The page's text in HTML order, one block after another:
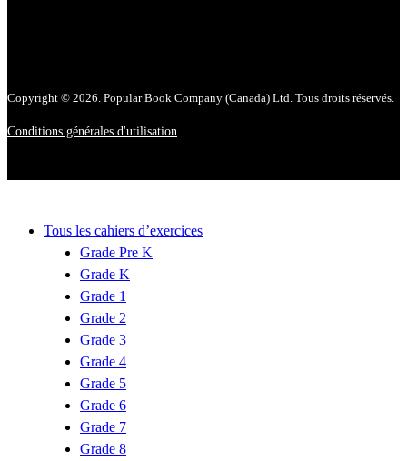
Copyright © 2026. Popular Book Company (Canada) Ltd. Tous droits réservés.
Conditions générales d'utilisation
Tous les cahiers d’exercices
Grade Pre K
Grade K
Grade 1
Grade 2
Grade 3
Grade 4
Grade 5
Grade 6
Grade 7
Grade 8